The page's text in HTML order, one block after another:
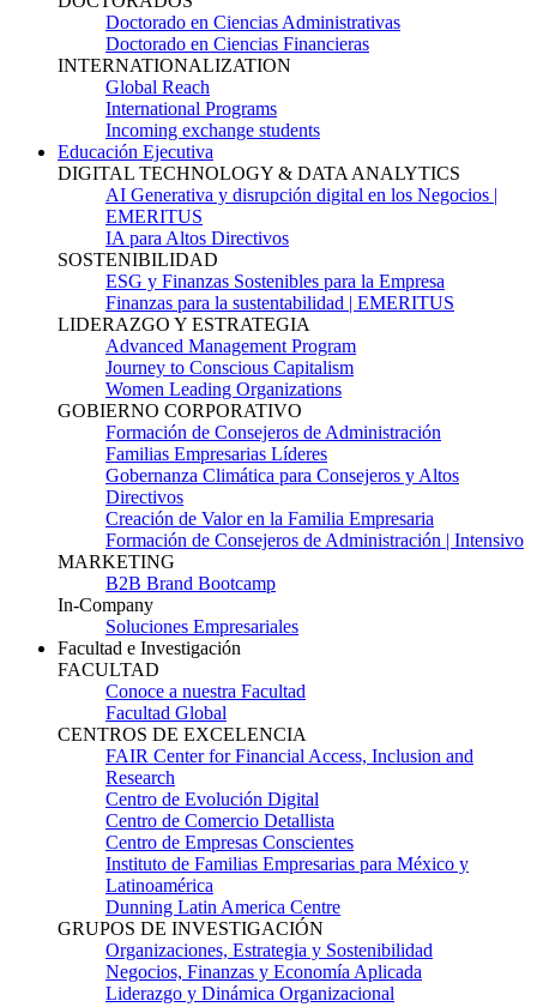
Doctorado en Ciencias Administrativas
Doctorado en Ciencias Financieras
INTERNATIONALIZATION
Global Reach
International Programs
Incoming exchange students
Educación Ejecutiva
DIGITAL TECHNOLOGY & DATA ANALYTICS
AI Generativa y disrupción digital en los Negocios |
EMERITUS
IA para Altos Directivos
SOSTENIBILIDAD
ESG y Finanzas Sostenibles para la Empresa
Finanzas para la sustentabilidad | EMERITUS
LIDERAZGO Y ESTRATEGIA
Advanced Management Program
Journey to Conscious Capitalism
Women Leading Organizations
GOBIERNO CORPORATIVO
Formación de Consejeros de Administración
Familias Empresarias Líderes
Gobernanza Climática para Consejeros y Altos
Directivos
Creación de Valor en la Familia Empresaria
Formación de Consejeros de Administración | Intensivo
MARKETING
B2B Brand Bootcamp
In-Company
Soluciones Empresariales
Facultad e Investigación
FACULTAD
Conoce a nuestra Facultad
Facultad Global
CENTROS DE EXCELENCIA
FAIR Center for Financial Access, Inclusion and
Research
Centro de Evolución Digital
Centro de Comercio Detallista
Centro de Empresas Conscientes
Instituto de Familias Empresarias para México y
Latinoamérica
Dunning Latin America Centre
GRUPOS DE INVESTIGACIÓN
Organizaciones, Estrategia y Sostenibilidad
Negocios, Finanzas y Economía Aplicada
Liderazgo y Dinámica Organizacional